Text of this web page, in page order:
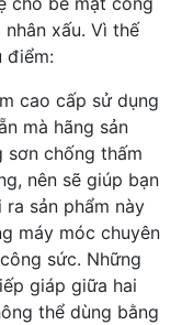
xấu. Vì thế
điểm:
cao cấp sử dụng
mà hãng sản
sơn chống thấm
nên sẽ giúp bạn
sản phẩm này
máy móc chuyên
sức. Những
giáp giữa hai
thể dùng bằng